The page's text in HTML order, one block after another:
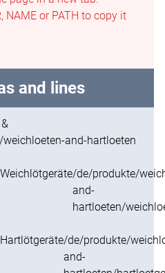
NAME or PATH to copy it
and lines
and-hartloeten
Weichlötgeräte/de/produkte/
and-
hartloeten/
Hartlötgeräte/de/produkte/
and-